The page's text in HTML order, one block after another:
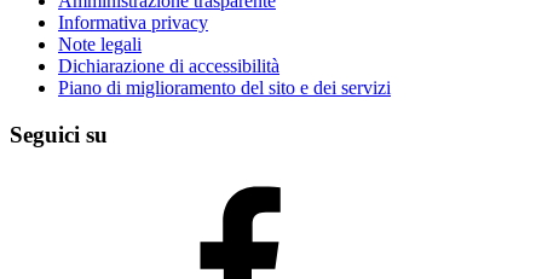
Informativa privacy
Note legali
Dichiarazione di accessibilità
Piano di miglioramento del sito e dei servizi
Seguici su